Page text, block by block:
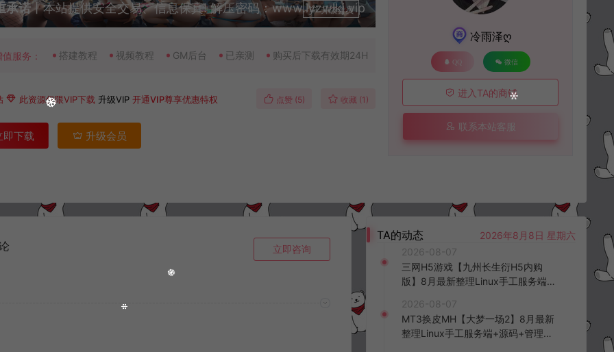
承诺丨本站提供安全交易、信息保真! 解压密码：www.lyzwlkj.vip
升级会员
值服务： 搭建教程 视频教程 GM后台 已亲测 购买后下载有效期24H
此资源仅限VIP下载 升级VIP 开通VIP尊享优惠特权 点赞 (5) 收藏 (1)
下载 升级会员
冷雨泽ღ
QQ 微信
进入TA的商铺
联系本站客服
立即咨询
TA的动态
2026年8月8日 星期六
2026-08-07
三网H5游戏【九州长生衍H5内购
版】8月最新整理Linux手工服务端
客户端+详细搭建教程+视频教程
2026-08-07
MT3换皮MH【大梦一场2】8月最新
整理Linux手工服务端+源码+管理后